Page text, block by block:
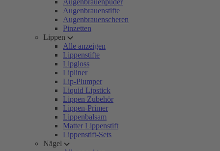
Augenbrauenpuder
Augenbrauenstifte
Augenbrauenscheren
Pinzetten
Lippen
Alle anzeigen
Lippenstifte
Lipgloss
Lipliner
Lip-Plumper
Liquid Lipstick
Lippen Zubehör
Lippen-Primer
Lippenbalsam
Matter Lippenstift
Lippenstift-Sets
Nägel